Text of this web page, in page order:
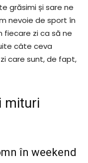
grăsimi și sare ne
nevoie de sport în
fiecare zi ca să ne
câte ceva
care sunt, de fapt,
mituri
în weekend